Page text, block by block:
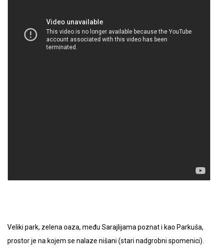
Veliki park, zelena oaza, među Sarajlijama poznat i kao Parkuša,
prostor je na kojem se nalaze nišani (stari nadgrobni spomenici).